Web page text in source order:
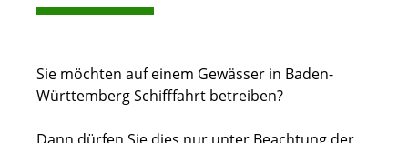
Sie möchten auf einem Gewässer in Baden-
Württemberg Schifffahrt betreiben?